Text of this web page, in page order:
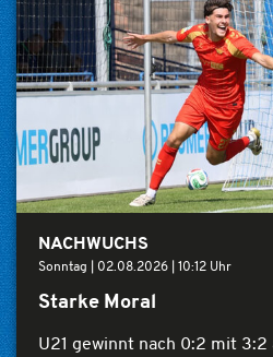
NACHWUCHS
Sonntag | 02.08.2026 | 10:12 Uhr
Starke Moral
U21 gewinnt nach 0:2 mit 3:2